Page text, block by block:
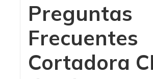
Preguntas
Frecuentes
Cortadora